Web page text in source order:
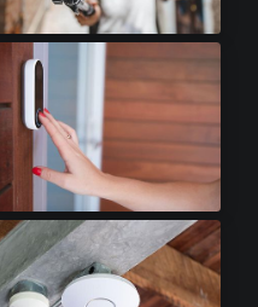
运动相机
门铃摄像头​